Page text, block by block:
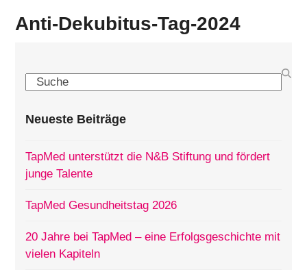
Anti-Dekubitus-Tag-2024
Search
Neueste Beiträge
TapMed unterstützt die N&B Stiftung und fördert
junge Talente
TapMed Gesundheitstag 2026
20 Jahre bei TapMed – eine Erfolgsgeschichte mit
vielen Kapiteln